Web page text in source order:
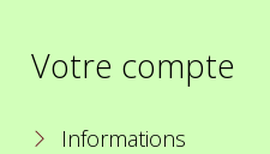
Votre compte
Informations